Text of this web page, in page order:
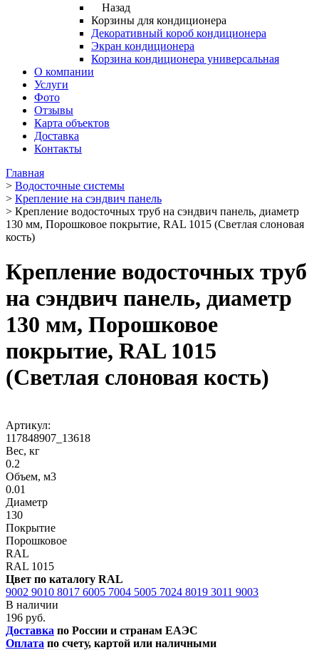
Назад
Корзины для кондиционера
Декоративный короб кондиционера
Экран кондиционера
Корзина кондиционера универсальная
О компании
Услуги
Фото
Отзывы
Карта объектов
Доставка
Контакты
Главная
> Водосточные системы
> Крепление на сэндвич панель
> Крепление водосточных труб на сэндвич панель, диаметр
130 мм, Порошковое покрытие, RAL 1015 (Светлая слоновая
кость)
Крепление водосточных труб
на сэндвич панель, диаметр
130 мм, Порошковое
покрытие, RAL 1015
(Светлая слоновая кость)
Артикул:
117848907_13618
Вес, кг
0.2
Объем, м3
0.01
Диаметр
130
Покрытие
Порошковое
RAL
RAL 1015
Цвет по каталогу RAL
9002 9010 8017 6005 7004 5005 7024 8019 3011 9003
В наличии
196 руб.
Доставка по России и странам ЕАЭС
Оплата по счету, картой или наличными